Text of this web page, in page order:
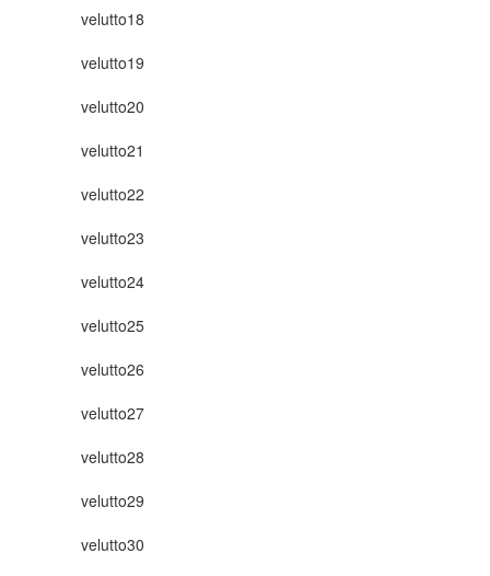
velutto18
velutto19
velutto20
velutto21
velutto22
velutto23
velutto24
velutto25
velutto26
velutto27
velutto28
velutto29
velutto30